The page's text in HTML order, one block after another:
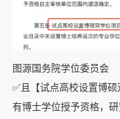
图源国务院学位委员会
✅且【试点高校设置博
有博士学位授予资格，